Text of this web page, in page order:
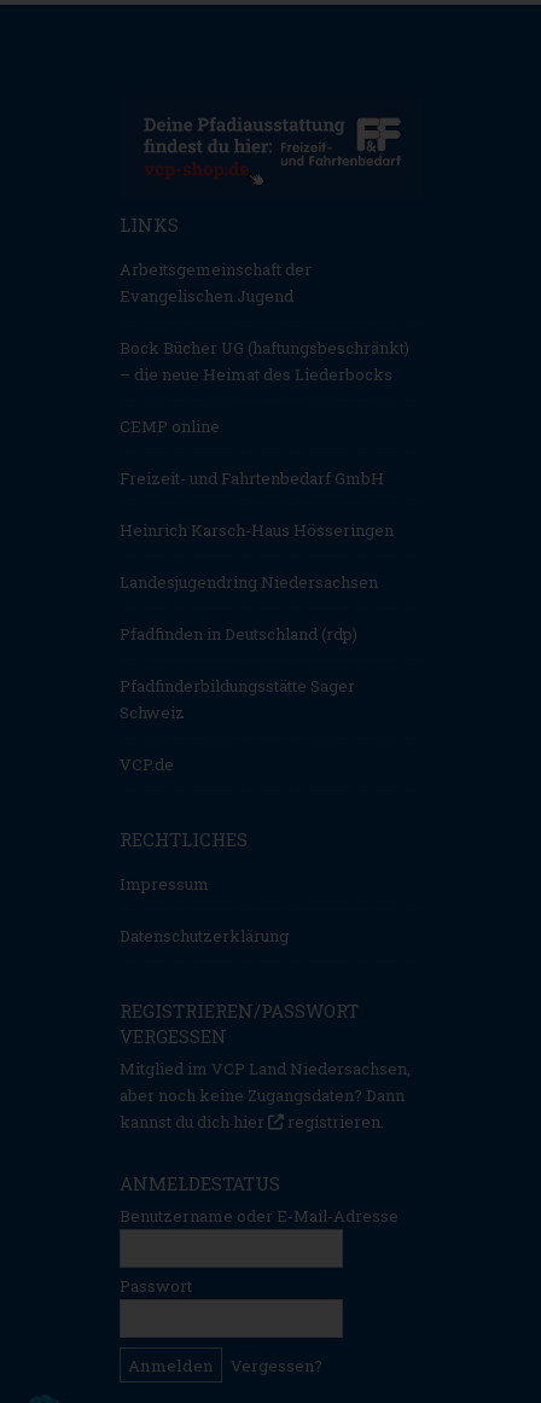
LINKS
Arbeitsgemeinschaft der
Evangelischen Jugend
Bock Bücher UG (haftungsbeschränkt)
– die neue Heimat des Liederbocks
CEMP online
Freizeit- und Fahrtenbedarf GmbH
Heinrich Karsch-Haus Hösseringen
Landesjugendring Niedersachsen
Pfadfinden in Deutschland (rdp)
Pfadfinderbildungsstätte Sager
Schweiz
VCP.de
RECHTLICHES
Impressum
Datenschutzerklärung
REGISTRIEREN/PASSWORT
VERGESSEN
Mitglied im VCP Land Niedersachsen,
aber noch keine Zugangsdaten? Dann
kannst du dich hier
registrieren.
ANMELDESTATUS
Benutzername oder E-Mail-Adresse
Passwort
Vergessen?